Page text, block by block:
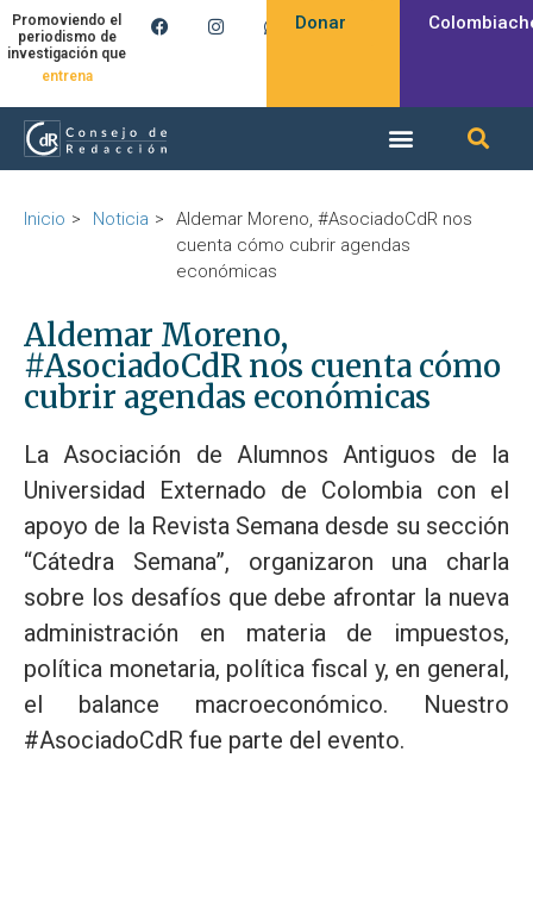
Promoviendo el
periodismo de
investigación que
entrena
Donar
Inicio Noticia
Aldemar Moreno, #AsociadoCdR nos
cuenta cómo cubrir agendas
económicas
Aldemar Moreno,
#AsociadoCdR nos cuenta cómo
cubrir agendas económicas
La Asociación de Alumnos Antiguos de la
Universidad Externado de Colombia con el
apoyo de la Revista Semana desde su sección
“Cátedra Semana”, organizaron una charla
sobre los desafíos que debe afrontar la nueva
administración en materia de impuestos,
política monetaria, política fiscal y, en general,
el balance macroeconómico. Nuestro
#AsociadoCdR fue parte del evento.